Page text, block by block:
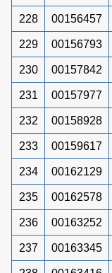
228 00156457
229 00156793
230 00157842
231 00157977
232 00158928
233 00159617
234 00162129
235 00162578
236 00163252
237 00163345